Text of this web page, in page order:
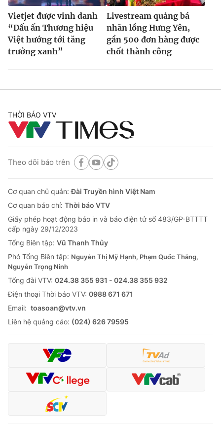
Vietjet được vinh danh
“Dấu ấn Thương hiệu
Việt hướng tới tăng
trưởng xanh”
Livestream quảng bá
nhãn lồng Hưng Yên,
gần 500 đơn hàng được
chốt thành công
THỜI BÁO VTV
Theo dõi báo trên
Cơ quan chủ quản:Đài Truyền hình Việt Nam
Cơ quan báo chí: Thời báo VTV
Giấy phép hoạt động báo in và báo điện tử số 483/GP-BTTTT
cấp ngày 29/12/2023
Tổng Biên tập: Vũ Thanh Thủy
Phó Tổng Biên tập: Nguyễn Thị Mỹ Hạnh, Phạm Quốc Thắng,
Nguyễn Trọng Ninh
Tổng đài VTV: 024.38 355 931 - 024.38 355 932
Ðiện thoại Thời báo VTV: 0988 671 671
Email: toasoan@vtv.vn
Liên hệ quảng cáo: (024) 626 79595